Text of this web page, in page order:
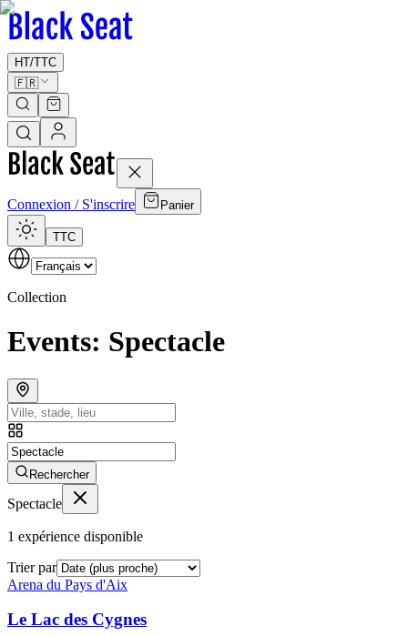
HT/TTC
🇫🇷
Connexion / S'inscrire Panier
TTC
Collection
Events: Spectacle
Rechercher
Spectacle
1 expérience disponible
Trier par
Arena du Pays d'Aix
Le Lac des Cygnes